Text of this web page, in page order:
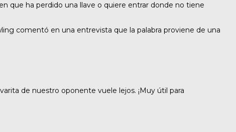
que ha perdido una llave o quiere entrar donde no tiene
comentó en una entrevista que la palabra proviene de una
de nuestro oponente vuele lejos. ¡Muy útil para